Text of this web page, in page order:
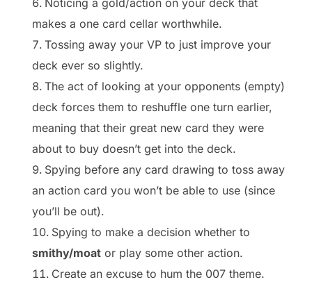
Noticing a gold/action on your deck that
makes a one card cellar worthwhile.
Tossing away your VP to just improve your
deck ever so slightly.
The act of looking at your opponents (empty)
deck forces them to reshuffle one turn earlier,
meaning that their great new card they were
about to buy doesn’t get into the deck.
Spying before any card drawing to toss away
an action card you won’t be able to use (since
you’ll be out).
Spying to make a decision whether to
smithy/moat or play some other action.
Create an excuse to hum the 007 theme.